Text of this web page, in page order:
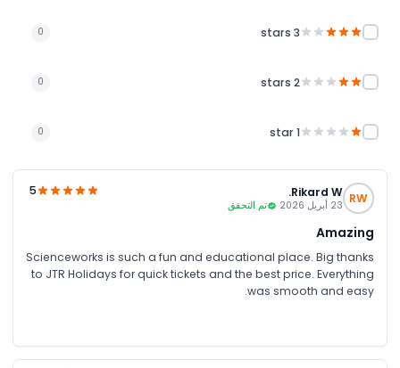
3 stars
0
2 stars
0
1 star
0
RW
Rikard W.
23 أبريل 2026 تم التحقق
5
Amazing
Scienceworks is such a fun and educational place. Big thanks
to JTR Holidays for quick tickets and the best price. Everything
was smooth and easy.